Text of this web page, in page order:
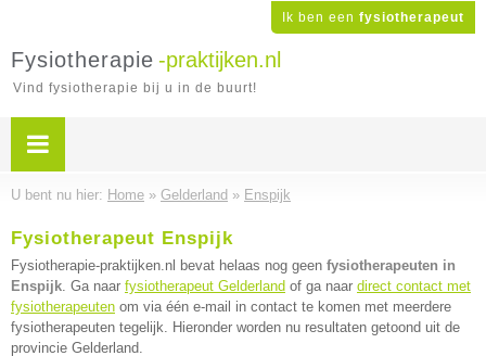
Ik ben een fysiotherapeut
Fysiotherapie -praktijken.nl
Vind fysiotherapie bij u in de buurt!
U bent nu hier: Home » Gelderland » Enspijk
Fysiotherapeut Enspijk
Fysiotherapie-praktijken.nl bevat helaas nog geen fysiotherapeuten in
Enspijk. Ga naar fysiotherapeut Gelderland of ga naar direct contact met
fysiotherapeuten om via één e-mail in contact te komen met meerdere
fysiotherapeuten tegelijk. Hieronder worden nu resultaten getoond uit de
provincie Gelderland.